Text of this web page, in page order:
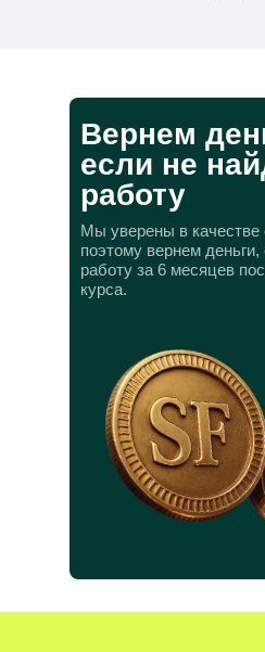
Вернем
если не
работу
Мы уверены в качестве
поэтому вернем
работу за 6 месяцев
курса.